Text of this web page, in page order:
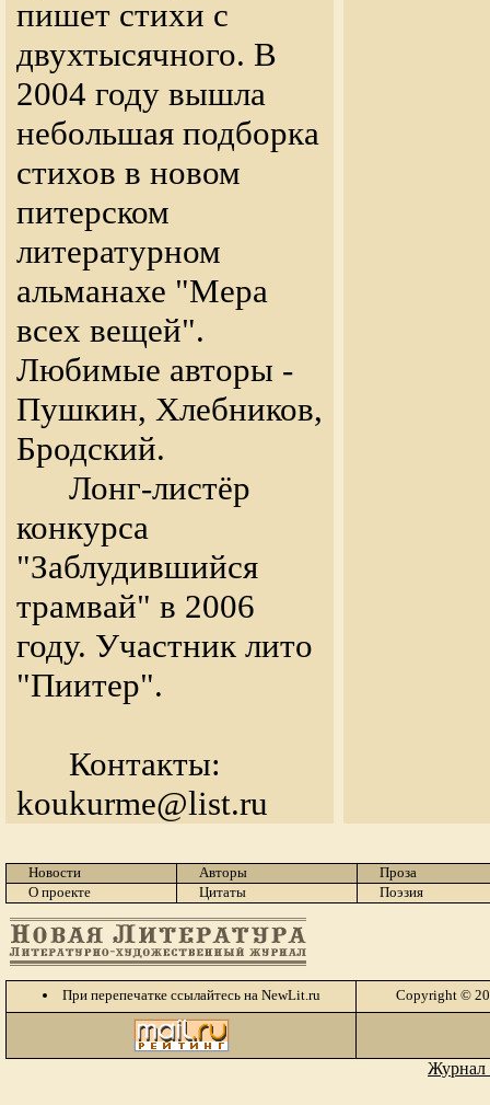
пишет стихи с
двухтысячного. В
2004 году вышла
небольшая подборка
стихов в новом
питерском
литературном
альманахе "Мера
всех вещей".
Любимые авторы -
Пушкин, Хлебников,
Бродский.
Лонг-листёр
конкурса
"Заблудившийся
трамвай" в 2006
году. Участник лито
"Пиитер".
Контакты:
koukurme@list.ru
Новости Авторы
Проза
О проекте
Цитаты Поэзия
При перепечатке ссылайтесь на NewLit.ru Copyright ©
Журнал